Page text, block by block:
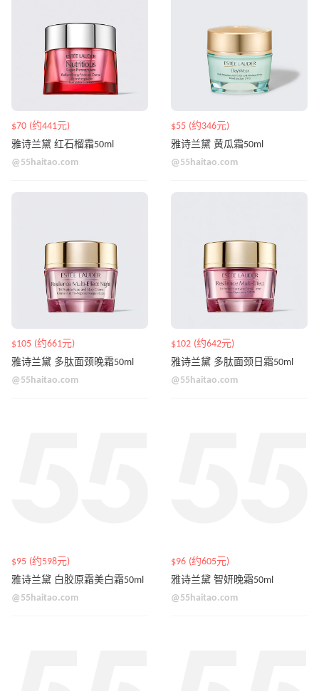
$70 (约441元)
雅诗兰黛 红石榴霜50ml
@55haitao.com
$55 (约346元)
雅诗兰黛 黄瓜霜50ml
@55haitao.com
$105 (约661元)
雅诗兰黛 多肽面颈晚霜50ml
@55haitao.com
$102 (约642元)
雅诗兰黛 多肽面颈日霜50ml
@55haitao.com
$95 (约598元)
雅诗兰黛 白胶原霜美白霜50ml
@55haitao.com
$96 (约605元)
雅诗兰黛 智妍晚霜50ml
@55haitao.com